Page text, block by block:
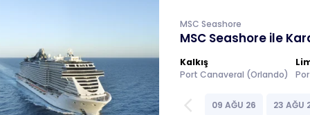
MSC Seashore
MSC Seashore ile
Kalkış
Port Canaveral (Orlando)
arrow_back_ios 09 AĞU 26 23 AĞU